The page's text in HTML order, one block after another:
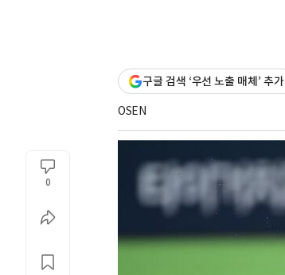
구글 검색 ‘우선 노출 매체’ 추가
OSEN
0